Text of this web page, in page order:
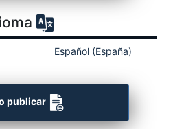
Español (España)
publicar